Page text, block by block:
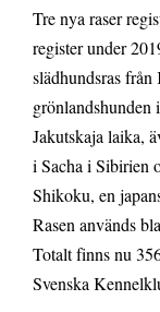
Tre nya raser
register under
slädhundsras från
grönlandshunden
Jakutskaja laika,
i Sacha i Sibirien
Shikoku, en
Rasen används
Totalt finns nu
Svenska